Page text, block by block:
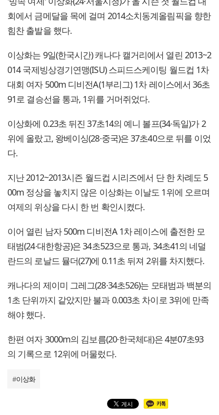
회에서 금메달을 목에 걸며 2014소치동계올림픽을 향한
힘찬 출발을 했다.
이상화는 9일(한국시간) 캐나다 캘거리에서 열린 2013~2
014 국제빙상경기연맹(ISU) 스피드스케이팅 월드컵 1차
대회 여자 500m 디비전A(1부리그) 1차 레이스에서 36초
91로 결승선을 통과, 1위를 거머쥐었다.
이상화에 0.23초 뒤진 37초14의 예니 볼프(34·독일)가 2
위에 올랐고, 왕베이싱(28·중국)은 37초40으로 뒤를 이었
다.
지난 2012~2013시즌 월드컵 시리즈에서 단 한 차례도 5
00m 정상을 놓치지 않은 이상화는 이날도 1위에 오르며
여제의 위상을 다시 한 번 확인시켰다.
이어 열린 남자 500m 디비전A 1차 레이스에 출전한 모
태범(24·대한항공)은 34초523으로 통과, 34초41의 네덜
란드의 로날드 뮬더(27)에 0.11초 뒤져 2위를 차지했다.
캐나다의 제이미 그레그(28·34초526)는 모태범과 백분의
1초 단위까지 같았지만 불과 0.003초 차이로 3위에 만족
해야 했다.
한편 여자 3000m의 김보름(20·한국체대)은 4분07초93
의 기록으로 12위에 머물렀다.
#이상화